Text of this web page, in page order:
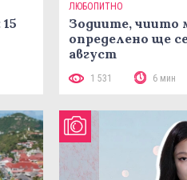
ЛЮБОПИТНО
Зодиите, чиито
определено ще
август
1 531 6 мин